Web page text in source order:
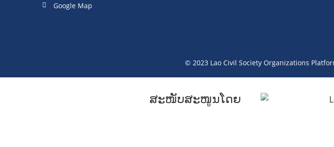
Google Map
© 2023 Lao Civil Society Organizations
ສະໜັບສະໜູນໂດຍ